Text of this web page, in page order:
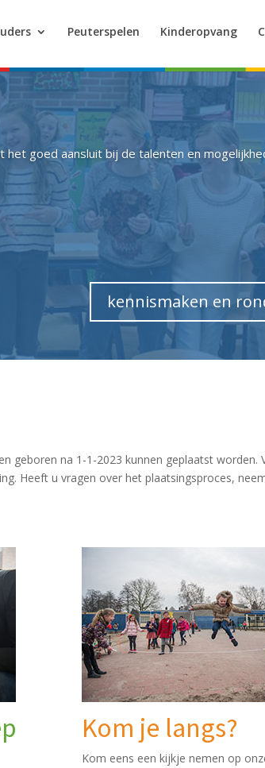
Peuterspelen Kinderopvang
goed aansluit bij de talenten en
kennismaken en
geboren na 1-1-2023 kunnen geplaatst worden.
Heeft u vragen over het plaatsingsproces,
Kom je langs?
Kom eens een kijkje nemen op